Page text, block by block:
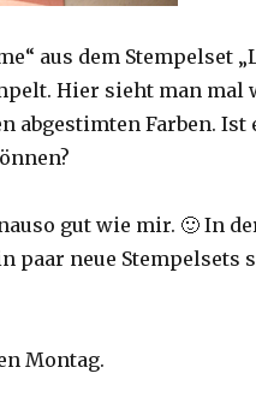
aus dem Stempelset
Hier sieht man mal
abgestimten Farben. Ist
gut wie mir. 🙂 In
paar neue Stempelsets
Montag.